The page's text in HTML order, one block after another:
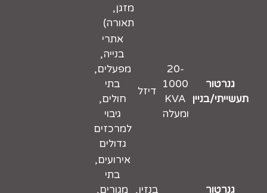
מזגן,
תאורה)
גנרטור
תעשייתי/בניין
20-
1000
KVA
ומעלה
דיזל
אתרי
בנייה,
מפעלים,
בתי
חולים,
גיבוי
למרכזים
גדולים
גנרטור
בנזין,
אירועים,
בתי
מגורים,